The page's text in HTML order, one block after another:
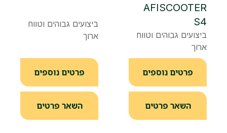
AFISCOOTER
S4
ביצועים גבוהים וטווח
ארוך
פרטים נוספים
השאר פרטים
ביצועים גבוהים וטווח
ארוך
פרטים נוספים
השאר פרטים